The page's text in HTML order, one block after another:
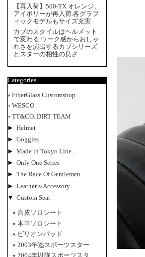
【再入荷】500-TX オレンジ、
アイボリーが再入荷.各グラフ
ィックモデルもサイズ充実
カブのスタイルはヘルメット
で変わる.ワーク感からおしゃ
れさを演出するカブシリーズ
とスターの相性の良さ
Categories
FiberGlass Customshop
WESCO
TT&CO. DIRT TEAM
► Helmet
► Goggles
► Made in Tokyo Line.
► Only One Series
► The Race Of Gentlemen
► Leather’s/Accessory
▼ Custom Seat
合皮ソロシート
本革ソロシート
ピリオンパッド
2003年迄スポーツスター
2004年以降スポーツスタ